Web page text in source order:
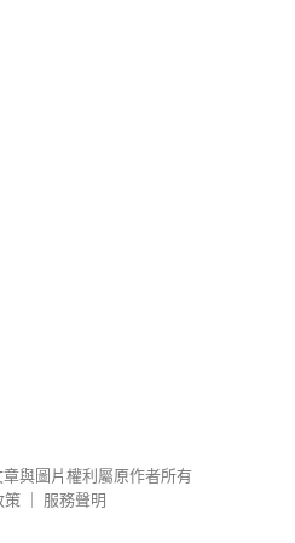
章與圖片權利屬原作者所有
策
服務聲明